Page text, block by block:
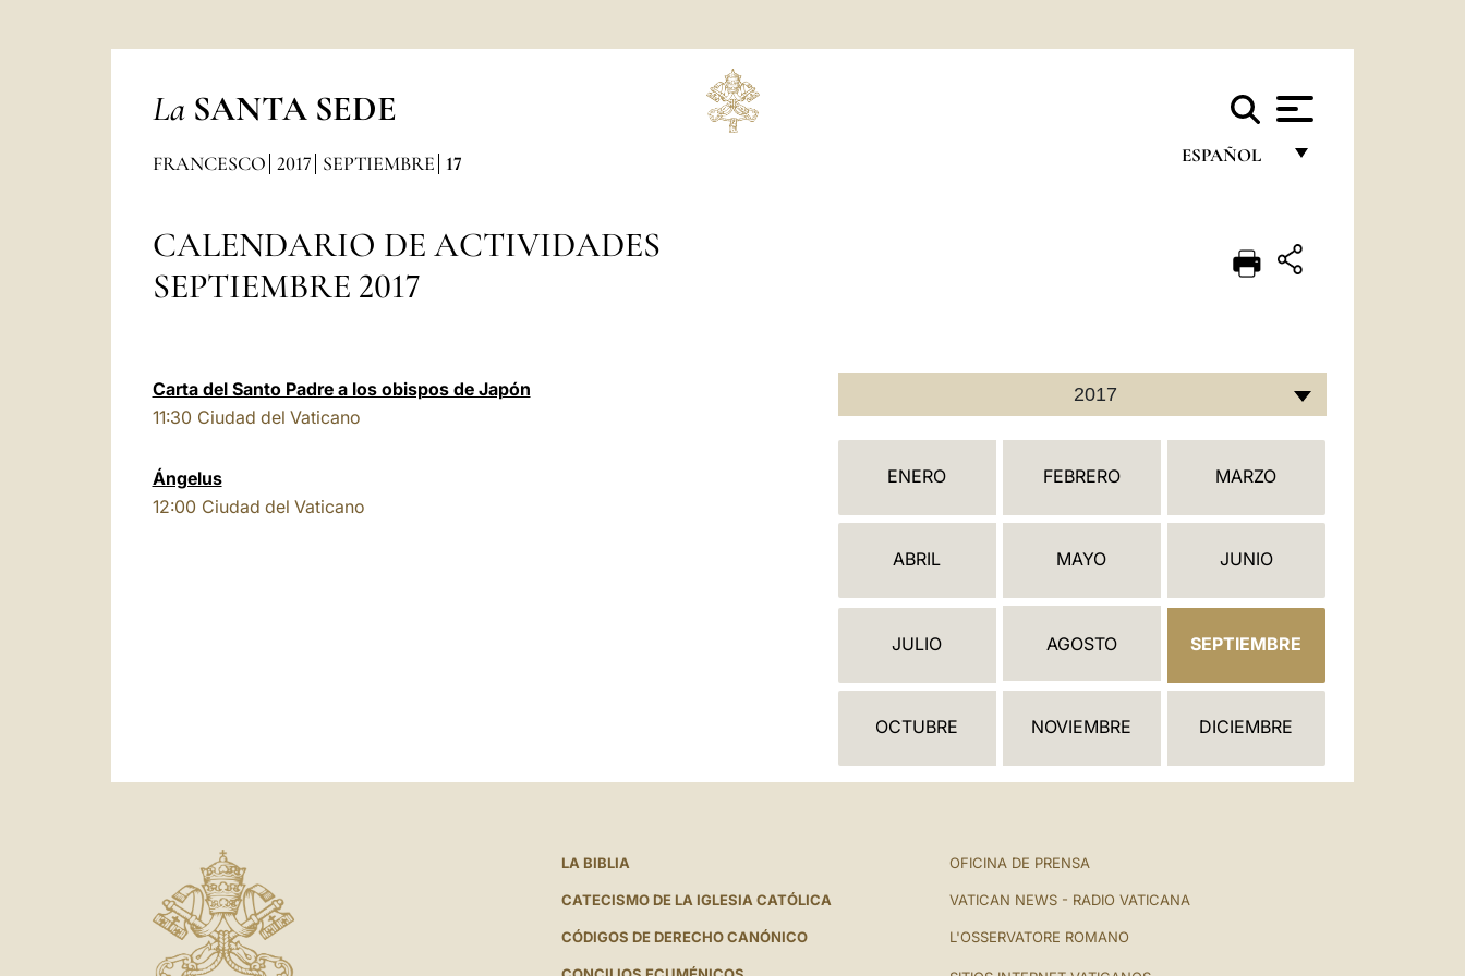
La SANTA SEDE
ESPAÑOL
ITALIANO
ESPAÑOL
FRANCESCO 2017 SEPTIEMBRE 17
CALENDARIO DE ACTIVIDADES
SEPTIEMBRE 2017
Carta del Santo Padre a los obispos de Japón
11:30 Ciudad del Vaticano
Ángelus
12:00 Ciudad del Vaticano
2017
N
A
I
ENERO FEBRERO MARZO
ABRIL MAYO JUNIO
JULIO AGOSTO SEPTIEMBRE
OCTUBRE NOVIEMBRE DICIEMBRE
LA BIBLIA
CATECISMO DE LA IGLESIA CATÓLICA
CÓDIGOS DE DERECHO CANÓNICO
OFICINA DE PRENSA
VATICAN NEWS - RADIO VATICANA
L'OSSERVATORE ROMANO